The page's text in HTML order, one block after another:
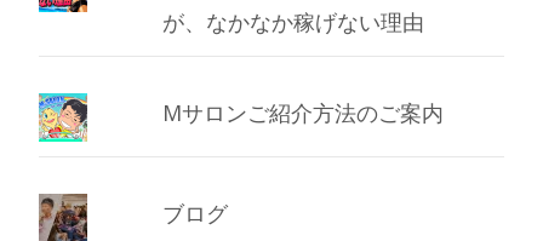
が、なかなか稼げない理由
Mサロンご紹介方法のご案内
ブログ